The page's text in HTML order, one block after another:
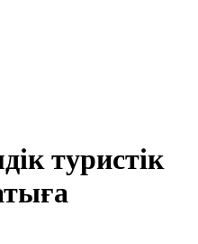
туристік